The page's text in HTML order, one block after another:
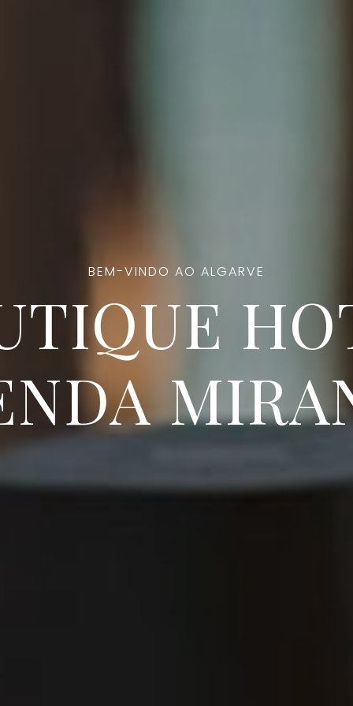
BEM-VINDO AO ALGARVE